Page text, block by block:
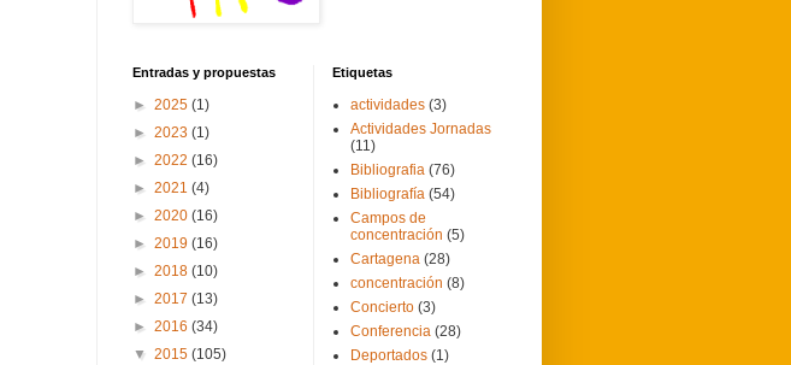
Entradas y propuestas
► 2025 (1)
► 2023 (1)
► 2022 (16)
► 2021 (4)
► 2020 (16)
► 2019 (16)
► 2018 (10)
► 2017 (13)
► 2016 (34)
▼ 2015 (105)
Etiquetas
actividades (3)
Actividades Jornadas
(11)
Bibliografia (76)
Bibliografía (54)
Campos de
concentración (5)
Cartagena (28)
concentración (8)
Concierto (3)
Conferencia (28)
Deportados (1)